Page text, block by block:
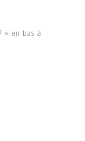
» en bas à